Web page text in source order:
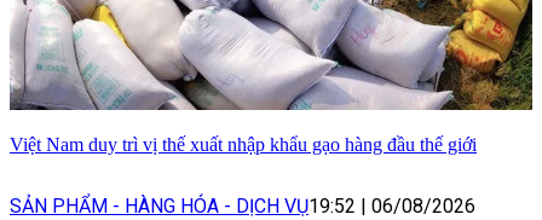
Việt Nam duy trì vị thế xuất nhập khẩu gạo hàng đầu thế giới
SẢN PHẨM - HÀNG HÓA - DỊCH VỤ19:52 06/08/2026